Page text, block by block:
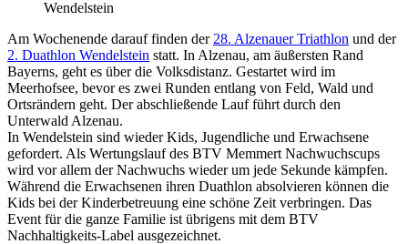
Wendelstein
Am Wochenende darauf finden der 28. Alzenauer Triathlon und der
2. Duathlon Wendelstein statt. In Alzenau, am äußersten Rand
Bayerns, geht es über die Volksdistanz. Gestartet wird im
Meerhofsee, bevor es zwei Runden entlang von Feld, Wald und
Ortsrändern geht. Der abschließende Lauf führt durch den
Unterwald Alzenau.
In Wendelstein sind wieder Kids, Jugendliche und Erwachsene
gefordert. Als Wertungslauf des BTV Memmert Nachwuchscups
wird vor allem der Nachwuchs wieder um jede Sekunde kämpfen.
Während die Erwachsenen ihren Duathlon absolvieren können die
Kids bei der Kinderbetreuung eine schöne Zeit verbringen. Das
Event für die ganze Familie ist übrigens mit dem BTV
Nachhaltigkeits-Label ausgezeichnet.